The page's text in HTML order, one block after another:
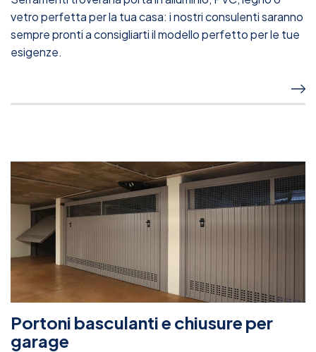
vetro perfetta per la tua casa: i nostri consulenti saranno
sempre pronti a consigliarti il modello perfetto per le tue
esigenze.
Portoni basculanti e chiusure per
garage